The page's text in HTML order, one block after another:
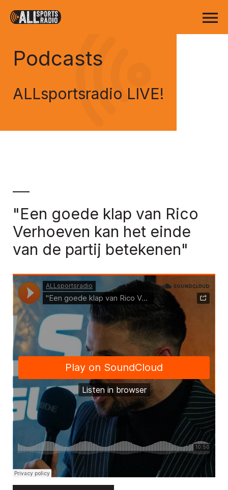
Podcasts
ALLsportsradio LIVE!
"Een goede klap van Rico
Verhoeven kan het einde
van de partij betekenen"